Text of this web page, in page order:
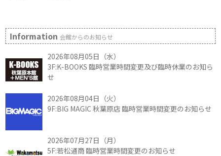
Information会館からのお知らせ
2026年08月05日（水）
3F:K-BOOKS 臨時営業時間変更及び臨時休業のお知ら
せ
2026年08月04日（火）
9F:BIG MAGIC 秋葉原店 臨時営業時間変更のお知らせ
2026年07月27日（月）
5F:若松通商 臨時営業時間変更のお知らせ